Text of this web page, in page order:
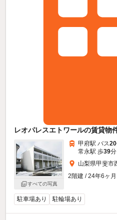
レオパレスエトワールの賃貸物
すべての写真
甲府駅 バス20
常永駅 歩39分
山梨県甲斐市
2階建 / 24年6ヶ
駐車場あり 駐輪場あり